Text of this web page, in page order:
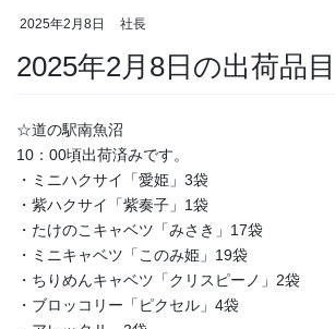
2025年2月8日 社長
2025年2月8日の出荷品目
☆道の駅南魚沼
10：00頃出荷済みです。
・ミニハクサイ「愛姫」3袋
・紫ハクサイ「紫奏子」1袋
・たけのこキャベツ「みさき」17袋
・ミニキャベツ「このみ姫」19袋
・ちりめんキャベツ「クリスピーノ」2袋
・ブロッコリー「ピクセル」4袋